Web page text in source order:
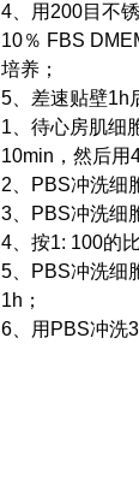
4、用200目不
10％ FBS
培养；
5、差速贴壁1h
1、待心房肌细
10min，然后用
2、PBS冲洗细
3、PBS冲洗细
4、按1: 100的
5、PBS冲洗细
1h；
6、用PBS冲洗